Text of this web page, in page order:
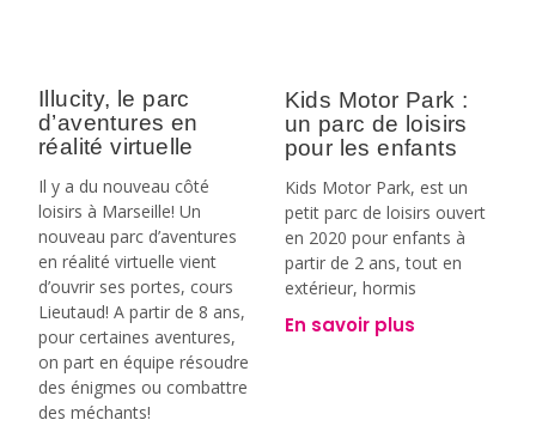
Illucity, le parc
d’aventures en
réalité virtuelle
Il y a du nouveau côté
loisirs à Marseille! Un
nouveau parc d’aventures
en réalité virtuelle vient
d’ouvrir ses portes, cours
Lieutaud! A partir de 8 ans,
pour certaines aventures,
on part en équipe résoudre
des énigmes ou combattre
des méchants!
Kids Motor Park :
un parc de loisirs
pour les enfants
Kids Motor Park, est un
petit parc de loisirs ouvert
en 2020 pour enfants à
partir de 2 ans, tout en
extérieur, hormis
En savoir plus